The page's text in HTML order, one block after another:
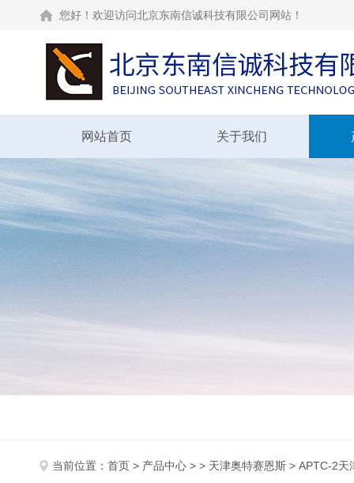
您好！欢迎访问北京东南信诚科技有限公司网站！
网站首页 关于我们
当前位置： 首页 > 产品中心 > > 天津奥特赛恩斯 > APTC-2天